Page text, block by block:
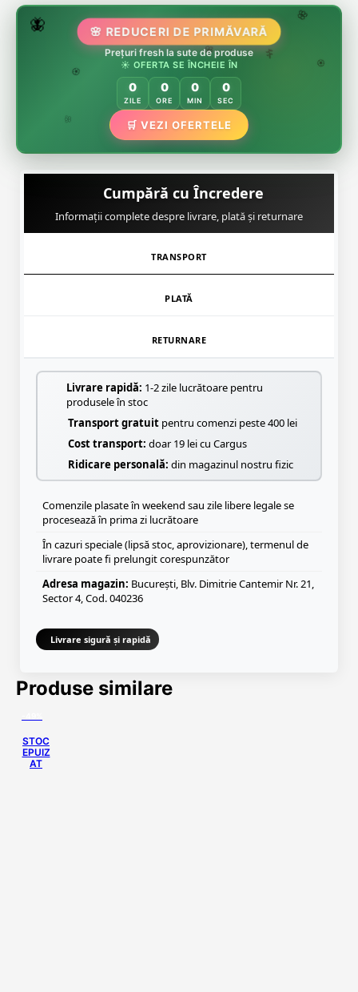
🌸
🌿
🌸
🏵️
🌷
🦋 🌸 REDUCERI DE PRIMĂVARĂ
Prețuri fresh la sute de produse
☀️ OFERTA SE ÎNCHEIE ÎN
0
ZILE
0
ORE
0
MIN
0
SEC
🛒 VEZI OFERTELE
Cumpără cu Încredere
Informații complete despre livrare, plată și returnare
TRANSPORT
PLATĂ
RETURNARE
Livrare rapidă: 1-2 zile lucrătoare pentru
produsele în stoc
Transport gratuit pentru comenzi peste 400 lei
Cost transport: doar 19 lei cu Cargus
Ridicare personală: din magazinul nostru fizic
Comenzile plasate în weekend sau zile libere legale se
procesează în prima zi lucrătoare
În cazuri speciale (lipsă stoc, aprovizionare), termenul de
livrare poate fi prelungit corespunzător
Adresa magazin: București, Blv. Dimitrie Cantemir Nr. 21,
Sector 4, Cod. 040236
Livrare sigură și rapidă
Produse similare
STOC
EPUIZ
AT